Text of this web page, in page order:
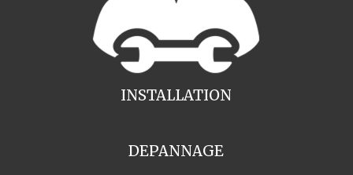
INSTALLATION
DEPANNAGE